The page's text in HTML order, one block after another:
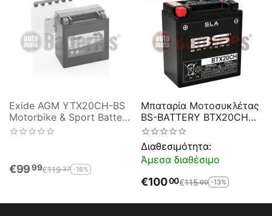
Exide AGM YTX20CH-BS
Motorbike & Sport Battery
ETX20CH-BS
€9999€11937 -16%
Μπαταρία Μοτοσυκλέτας
BS-BATTERY BTX20CH
SLA 18.9AH 270EN
Αντιστοιχία YTX20A-BS -
YTX20CH-BS
Διαθεσιμότητα:
Άμεσα διαθέσιμο
€10000€11500 -13%